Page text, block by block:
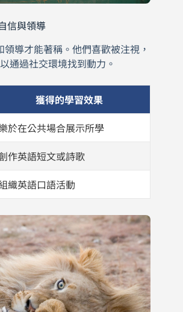
信與領導
領導才能著稱。他們喜歡被注視，
通過社交環境找到動力。
獲得的學習效果
於在公共場合展示所學
作英語短文或詩歌
織英語口語活動